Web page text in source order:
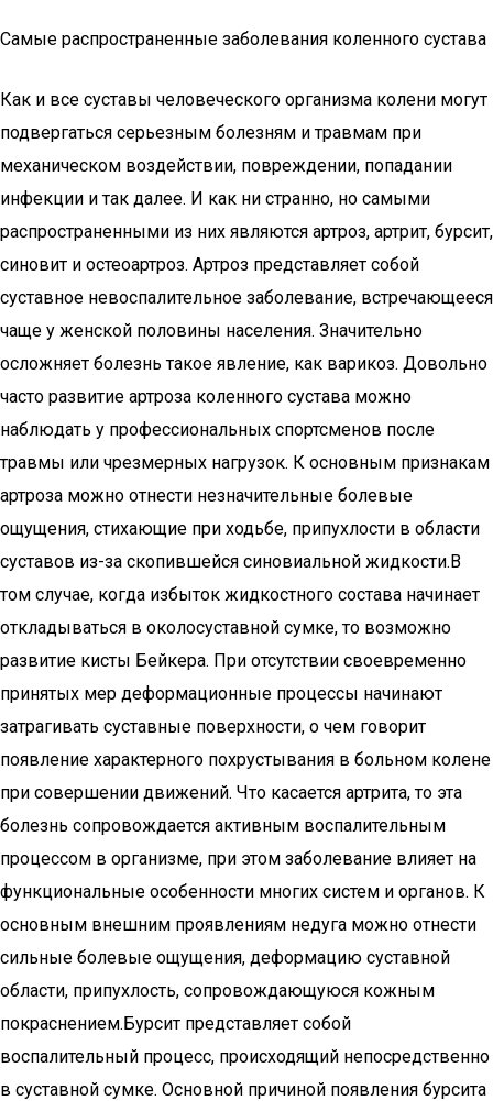
Самые распространенные заболевания коленного сустава
Как и все суставы человеческого организма колени могут
подвергаться серьезным болезням и травмам при
механическом воздействии, повреждении, попадании
инфекции и так далее. И как ни странно, но самыми
распространенными из них являются артроз, артрит, бурсит,
синовит и остеоартроз. Артроз представляет собой
суставное невоспалительное заболевание, встречающееся
чаще у женской половины населения. Значительно
осложняет болезнь такое явление, как варикоз. Довольно
часто развитие артроза коленного сустава можно
наблюдать у профессиональных спортсменов после
травмы или чрезмерных нагрузок. К основным признакам
артроза можно отнести незначительные болевые
ощущения, стихающие при ходьбе, припухлости в области
суставов из-за скопившейся синовиальной жидкости.В
том случае, когда избыток жидкостного состава начинает
откладываться в околосуставной сумке, то возможно
развитие кисты Бейкера. При отсутствии своевременно
принятых мер деформационные процессы начинают
затрагивать суставные поверхности, о чем говорит
появление характерного похрустывания в больном колене
при совершении движений. Что касается артрита, то эта
болезнь сопровождается активным воспалительным
процессом в организме, при этом заболевание влияет на
функциональные особенности многих систем и органов. К
основным внешним проявлениям недуга можно отнести
сильные болевые ощущения, деформацию суставной
области, припухлость, сопровождающуюся кожным
покраснением.Бурсит представляет собой
воспалительный процесс, происходящий непосредственно
в суставной сумке. Основной причиной появления бурсита